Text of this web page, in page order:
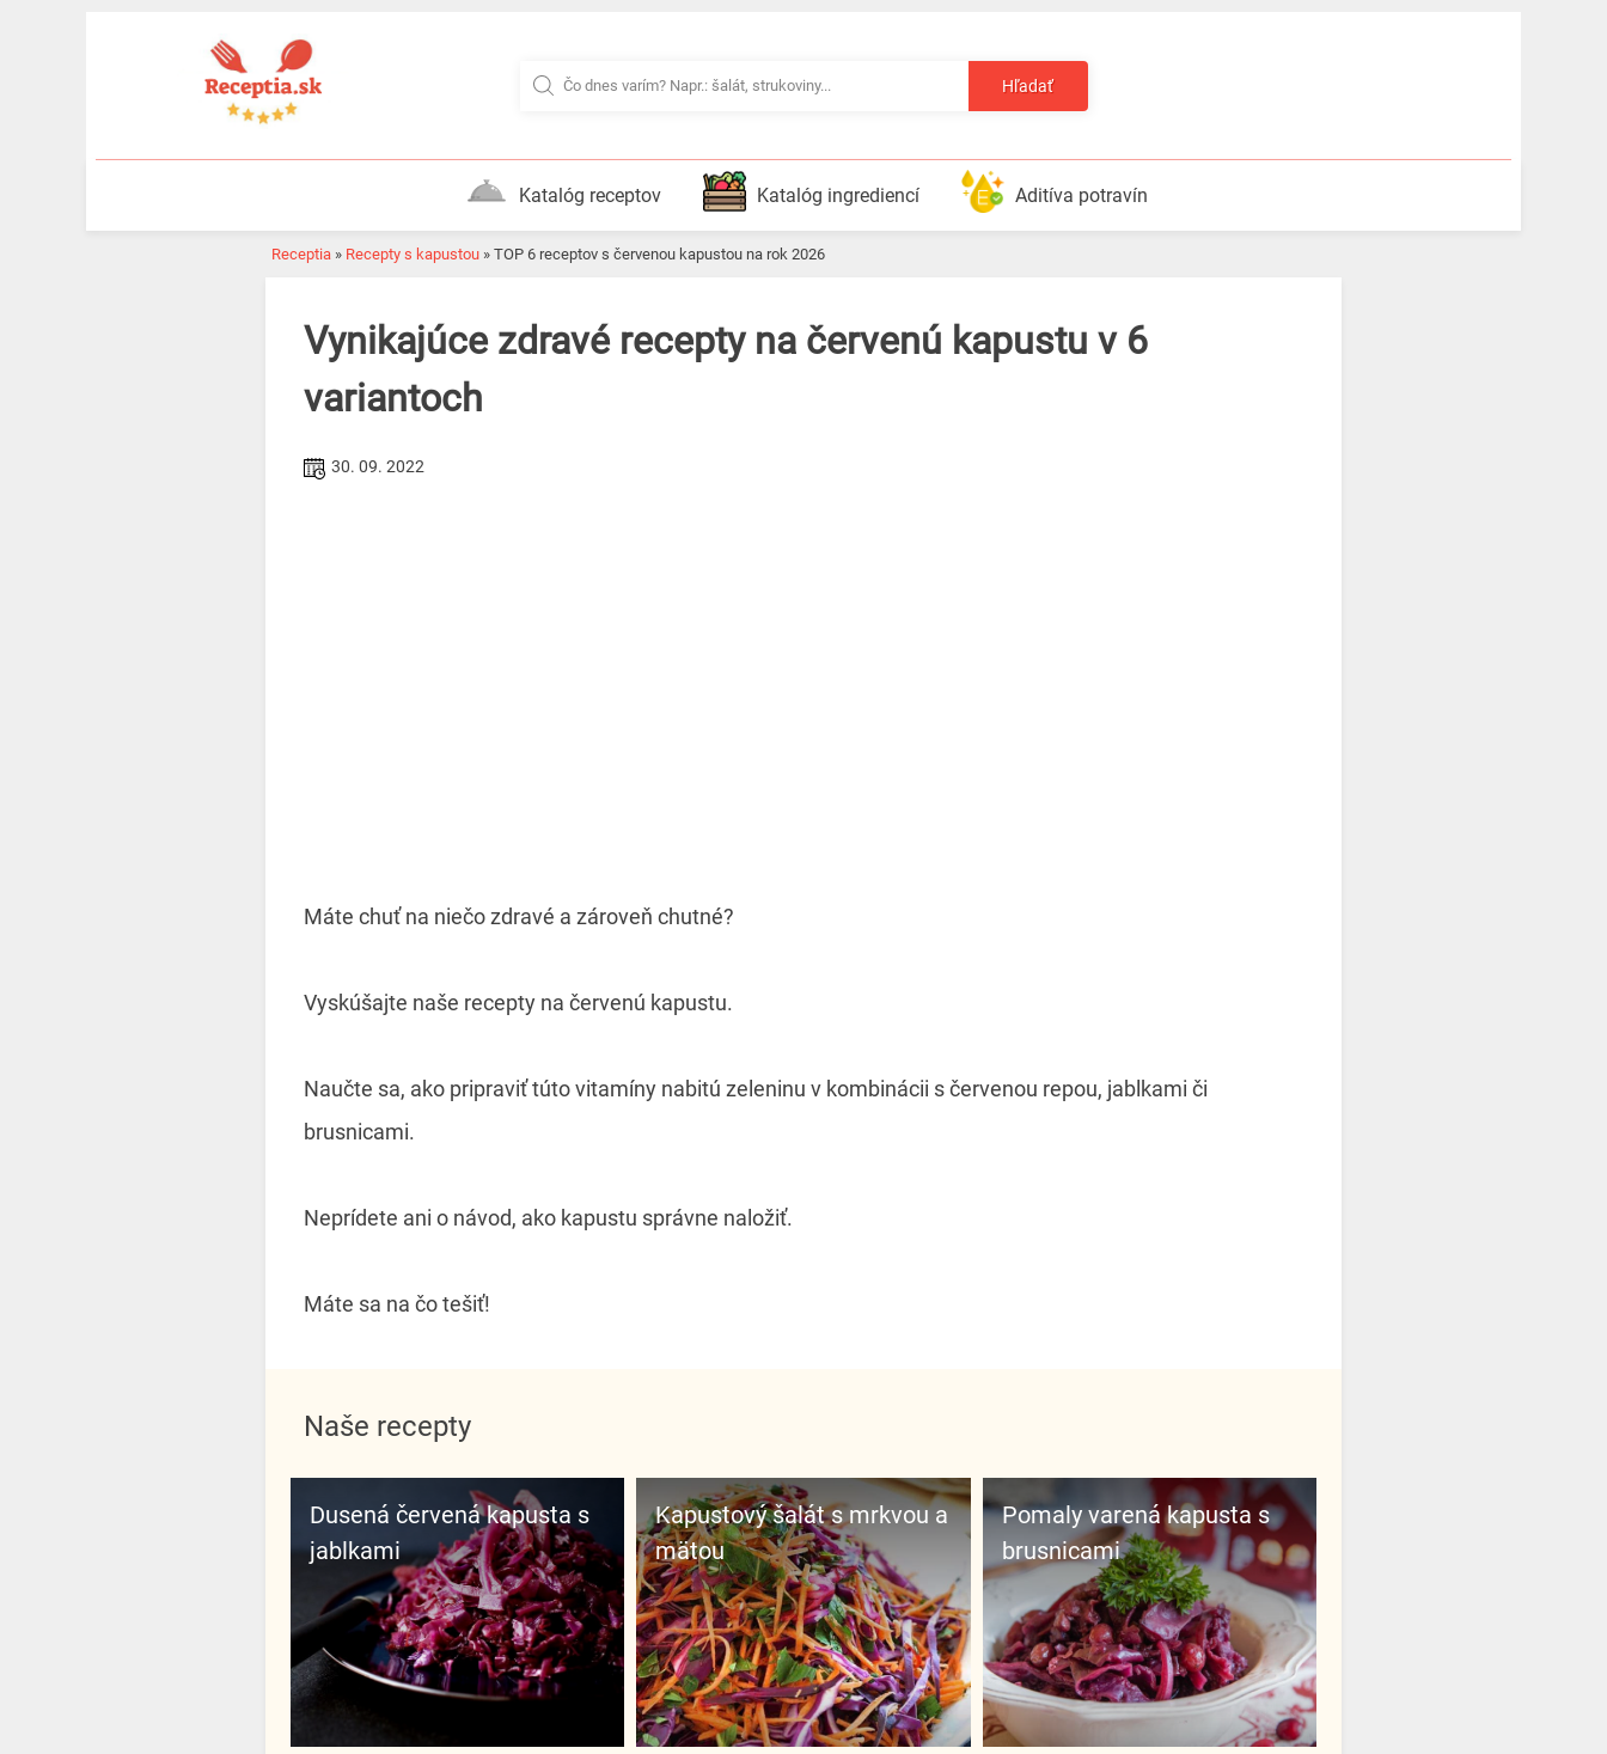
Hľadať
Katalóg receptov Katalóg ingrediencí Aditíva potravín
Receptia » Recepty s kapustou » TOP 6 receptov s červenou kapustou na rok 2026
Vynikajúce zdravé recepty na červenú kapustu v 6
variantoch
30. 09. 2022
Máte chuť na niečo zdravé a zároveň chutné?
Vyskúšajte naše recepty na červenú kapustu.
Naučte sa, ako pripraviť túto vitamíny nabitú zeleninu v kombinácii s červenou repou, jablkami či
brusnicami.
Neprídete ani o návod, ako kapustu správne naložiť.
Máte sa na čo tešiť!
Naše recepty
Dusená červená kapusta s
jablkami
Kapustový šalát s mrkvou a
mätou
Pomaly varená kapusta s
brusnicami